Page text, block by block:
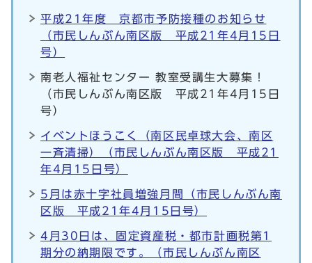
平成21年度 京都市予防接種のお知らせ
（市民しんぶん南区版 平成21年4月15日
号）
南老人福祉センター 教室受講生大募集！
（市民しんぶん南区版 平成21年4月15日
号）
イベントほうこく（南区民卓球大会、南区
一斉清掃）（市民しんぶん南区版 平成21
年4月15日号）
5月は赤十字社員増強月間（市民しんぶん南
区版 平成21年4月15日号）
4月30日は、固定資産税・都市計画税第1
期分の納期限です。（市民しんぶん南区